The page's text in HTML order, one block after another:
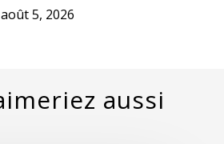
août 5, 2026